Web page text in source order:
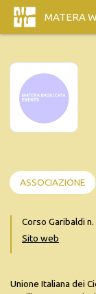
MATERA
ASSOCIAZIONE
Corso Garibaldi
Sito web
Unione Italiana dei